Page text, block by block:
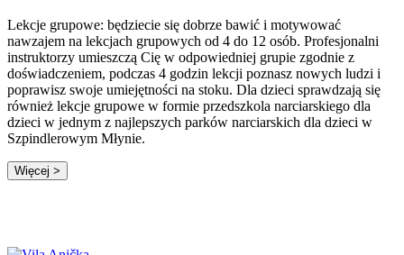
Lekcje grupowe: będziecie się dobrze bawić i motywować
nawzajem na lekcjach grupowych od 4 do 12 osób. Profesjonalni
instruktorzy umieszczą Cię w odpowiedniej grupie zgodnie z
doświadczeniem, podczas 4 godzin lekcji poznasz nowych ludzi i
poprawisz swoje umiejętności na stoku. Dla dzieci sprawdzają się
również lekcje grupowe w formie przedszkola narciarskiego dla
dzieci w jednym z najlepszych parków narciarskich dla dzieci w
Szpindlerowym Młynie.
Więcej >